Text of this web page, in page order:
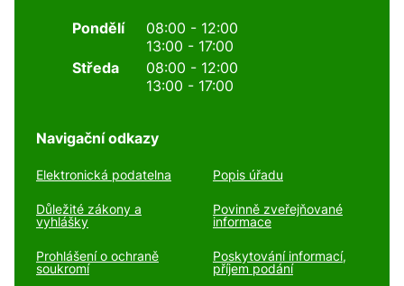
Pondělí
08:00 - 12:00
13:00 - 17:00
Středa
08:00 - 12:00
13:00 - 17:00
Navigační odkazy
Elektronická podatelna Popis úřadu
Důležité zákony a
vyhlášky
Povinně zveřejňované
informace
Prohlášení o ochraně
soukromí
Poskytování informací,
příjem podání